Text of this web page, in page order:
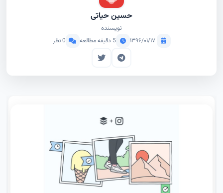
حسین حیاتی
نویسنده
۱۳۹۶/۰۱/۱۷ 5 دقیقه مطالعه 0 نظر